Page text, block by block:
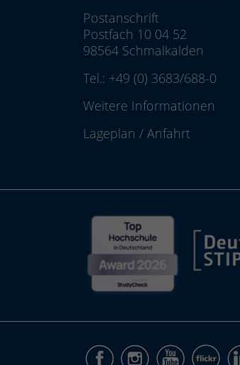
Postanschrift
Postfach 10 04 52
98564 Schmalkalden
Tel.: +49 (0) 3683/688-0
Weitere Informationen
Lageplan / Anfahrt